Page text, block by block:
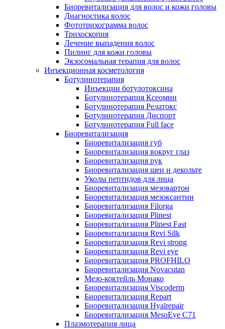
Биоревитализация для волос и кожи головы
Диагностика волос
Фототрихограмма волос
Трихоскопия
Лечение выпадения волос
Пилинг для кожи головы
Экзосомальная терапия для волос
Инъекционная косметология
Ботулинотерапия
Инъекции ботулотоксина
Ботулинотерапия Ксеомин
Ботулинотерапия Релатокс
Ботулинотерапия Диспорт
Ботулинотерапия Full face
Биоревитализация
Биоревитализация губ
Биоревитализация вокруг глаз
Биоревитализация рук
Биоревитализация шеи и декольте
Уколы пептидов для лица
Биоревитализация мезовартон
Биоревитализация мезоксантин
Биоревитализация Filorga
Биоревитализация Plinest
Биоревитализация Plinest Fast
Биоревитализация Revi Silk
Биоревитализация Revi strong
Биоревитализация Revi eye
Биоревитализация PROFHILO
Биоревитализация Novacutan
Мезо-коктейль Монако
Биоревитализация Viscoderm
Биоревитализация Repart
Биоревитализация Hyalrepair
Биоревитализация MesoEye C71
Плазмотерапия лица